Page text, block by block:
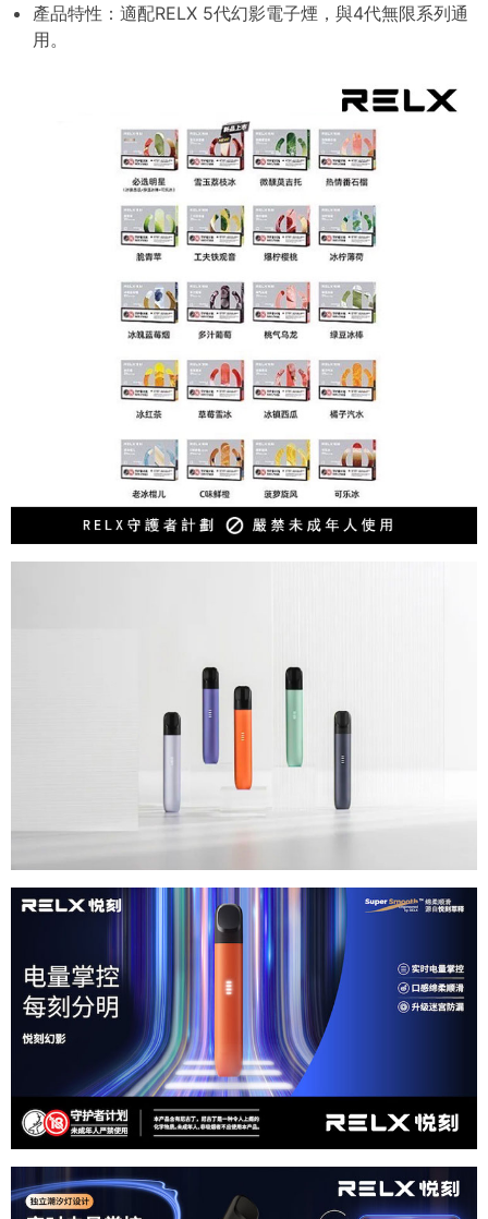
產品特性：適配RELX 5代幻影電子煙，與4代無限系列通
用。